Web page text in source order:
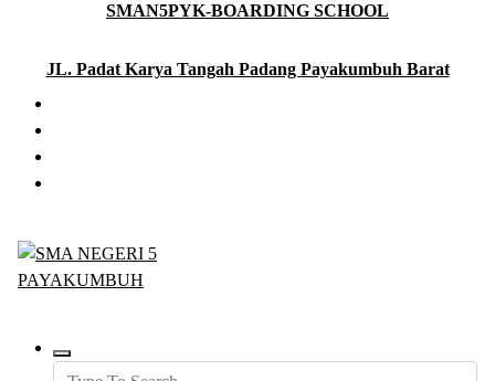
content
SMAN5PYK-BOARDING SCHOOL
JL. Padat Karya Tangah Padang Payakumbuh Barat